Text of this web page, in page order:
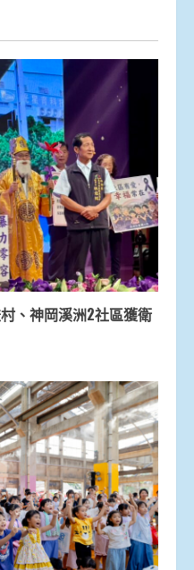
、神岡溪洲2社區獲衛